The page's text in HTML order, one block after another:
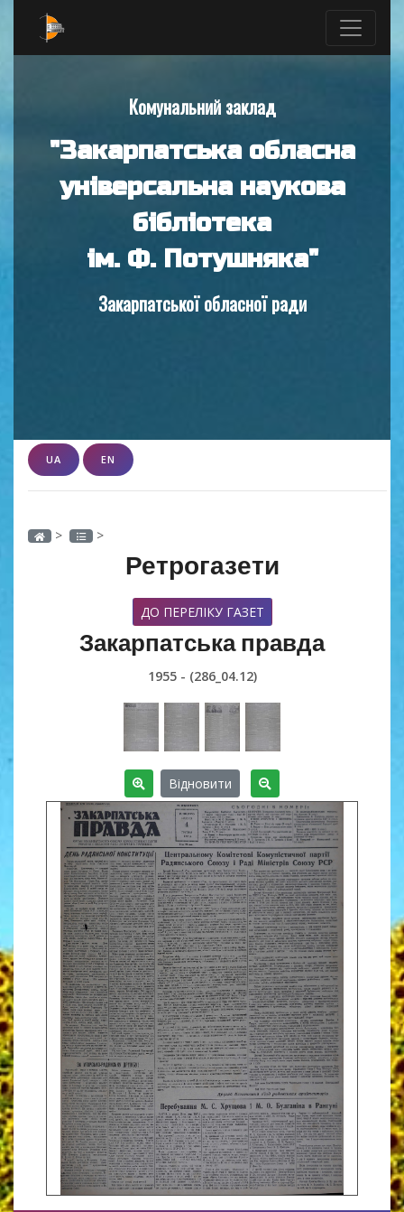
Комунальний заклад
"Закарпатська обласна
універсальна наукова
бібліотека
ім. Ф. Потушняка"
Закарпатської обласної ради
UA EN
> >
Ретрогазети
ДО ПЕРЕЛІКУ ГАЗЕТ
Закарпатська правда
1955 - (286_04.12)
Відновити